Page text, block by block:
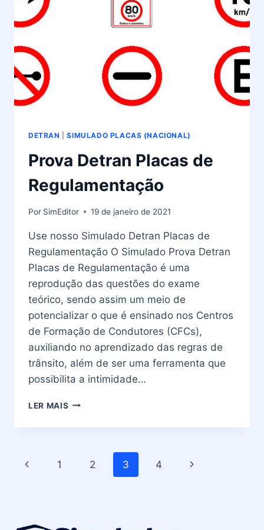
DETRAN |SIMULADO PLACAS (NACIONAL)
Prova Detran Placas de
Regulamentação
Por SimEditor 19 de janeiro de 2021
Use nosso Simulado Detran Placas de
Regulamentação O Simulado Prova Detran
Placas de Regulamentação é uma
reprodução das questões do exame
teórico, sendo assim um meio de
potencializar o que é ensinado nos Centros
de Formação de Condutores (CFCs),
auxiliando no aprendizado das regras de
trânsito, além de ser uma ferramenta que
possibilita a intimidade…
LER MAIS PROVA
PLACAS
REGULAMENTAÇÃO
Navegação
Página
1 2 3 4
Página